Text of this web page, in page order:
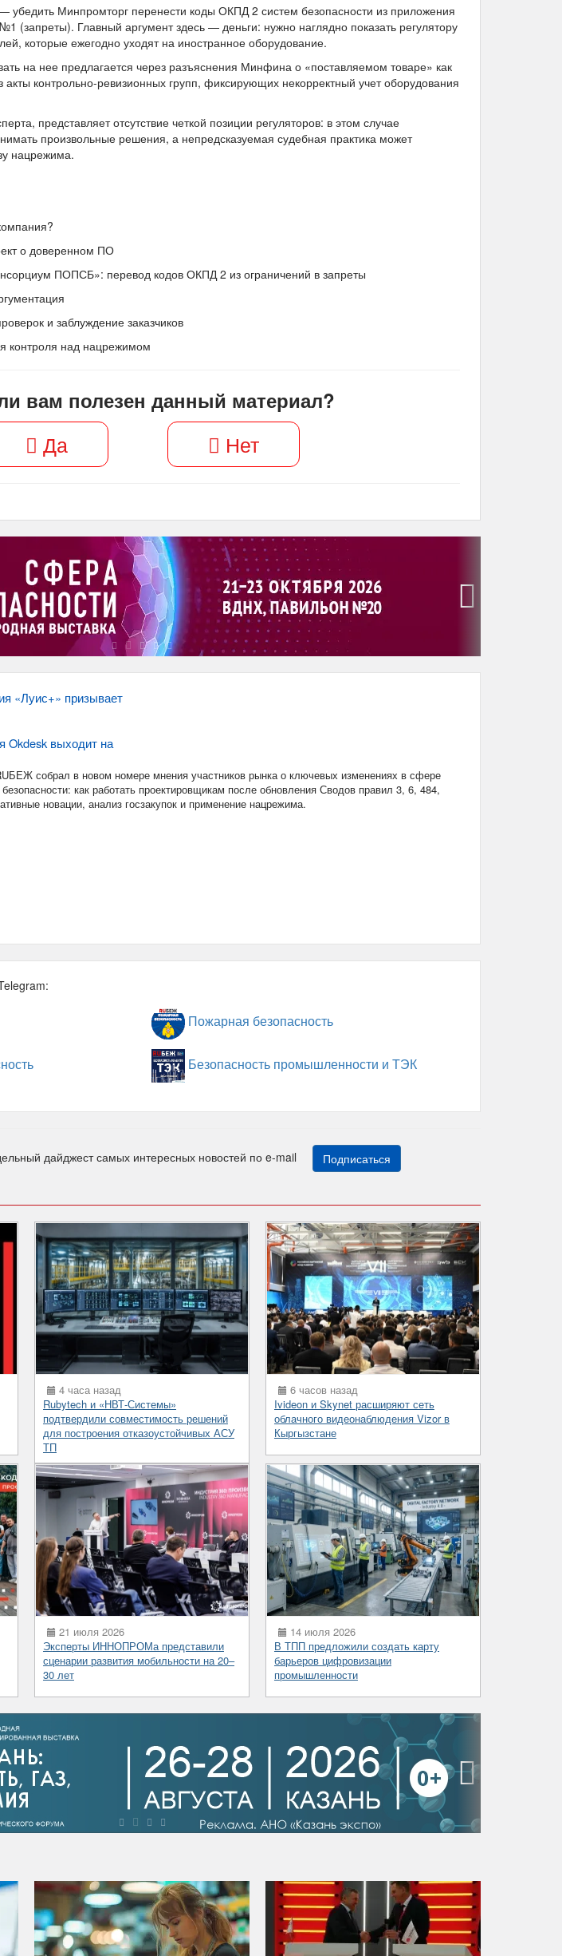
Минпромторг перенести коды ОКПД 2 систем безопасности из приложения
(запреты). Главный аргумент здесь — деньги: нужно наглядно показать регулятору
которые ежегодно уходят на иностранное оборудование.
на нее предлагается через разъяснения Минфина о «поставляемом товаре» как
акты контрольно-ревизионных групп, фиксирующих некорректный учет оборудования
представляет отсутствие четкой позиции регуляторов: в этом случае
произвольные решения, а непредсказуемая судебная практика может
нацрежима.
о доверенном ПО
ПОПСБ»: перевод кодов ОКПД 2 из ограничений в запреты
и заблуждение заказчиков
контроля над нацрежимом
вам полезен данный материал?
Да Нет
«Луис+» призывает
Okdesk выходит на
собрал в новом номере мнения участников рынка о ключевых изменениях в сфере
как работать проектировщикам после обновления Сводов правил 3, 6, 484,
новации, анализ госзакупок и применение нацрежима.
Пожарная безопасность
Безопасность промышленности и ТЭК
дайджест самых интересных новостей по e-mail Подписаться
4 часа назад
Rubytech и «НВТ-Системы»
подтвердили совместимость решений
для построения отказоустойчивых АСУ
ТП
6 часов назад
Ivideon и Skynet расширяют сеть
облачного видеонаблюдения Vizor в
Кыргызстане
21 июля 2026
Эксперты ИННОПРОМа представили
сценарии развития мобильности на 20–
30 лет
14 июля 2026
В ТПП предложили создать карту
барьеров цифровизации
промышленности
›